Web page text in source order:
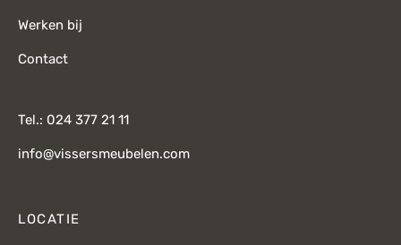
Werken bij
Contact
Tel.: 024 377 21 11
info@vissersmeubelen.com
LOCATIE